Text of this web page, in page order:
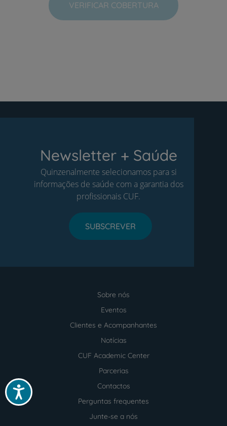
Acessibilidade
VERIFICAR COBERTURA
Newsletter + Saúde
Quinzenalmente selecionamos para si
informações de saúde com a garantia dos
profissionais CUF.
SUBSCREVER
Sobre nós
Eventos
Clientes e Acompanhantes
Notícias
CUF Academic Center
Parcerias
Contactos
Perguntas frequentes
Junte-se a nós